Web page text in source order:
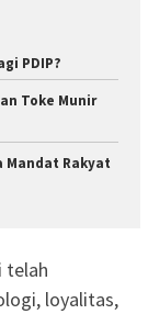
PDIP?
Toke Munir
Mandat Rakyat
telah
loyalitas,